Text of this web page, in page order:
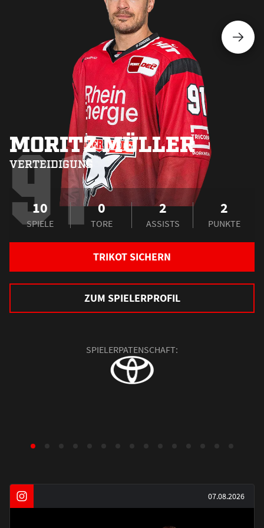
91
MORITZ MÜLLER
VERTEIDIGUNG
10
SPIELE
0
TORE
2
ASSISTS
2
PUNKTE
TRIKOT SICHERN
ZUM SPIELERPROFIL
SPIELERPATENSCHAFT:
07.08.2026